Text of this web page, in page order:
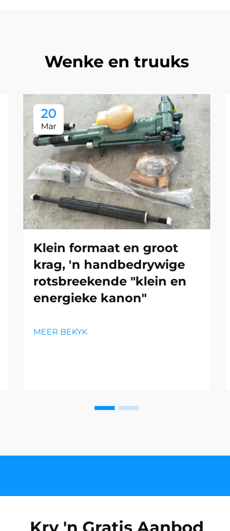
Wenke en truuks
20
Mar
Klein formaat en groot
krag, 'n handbedrywige
rotsbreekende "klein en
energieke kanon"
MEER BEKYK